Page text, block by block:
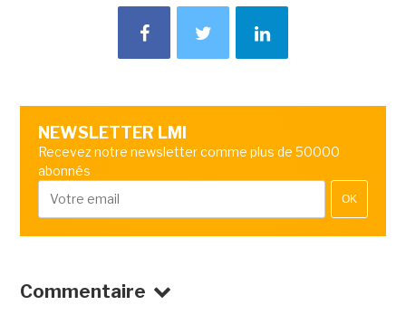
NEWSLETTER LMI
Recevez notre newsletter comme plus de 50000
abonnés
OK
Commentaire